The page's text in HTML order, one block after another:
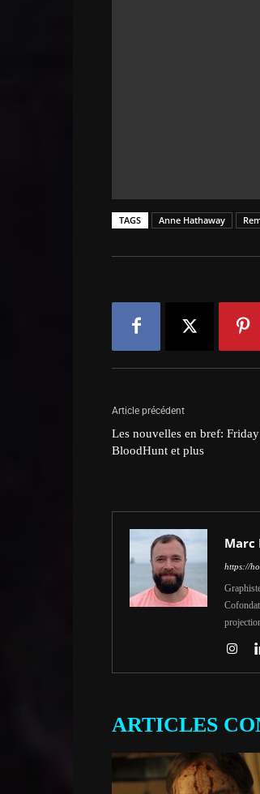
TAGS Anne Hathaway
Article précédent
Les nouvelles en bref:
BloodHunt et plus
Marc
https://
ARTICLES